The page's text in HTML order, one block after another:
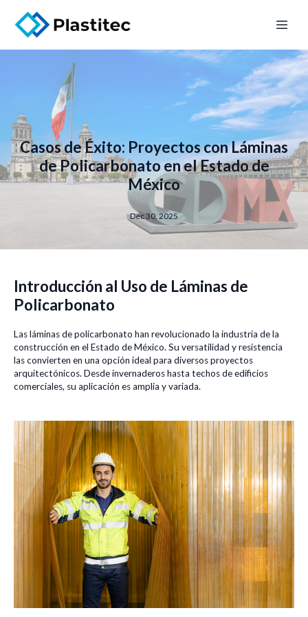
Casos de Éxito: Proyectos con Láminas
de Policarbonato en el Estado de
México
Dec 30, 2025
Introducción al Uso de Láminas de
Policarbonato
Las láminas de policarbonato han revolucionado la industria de la
construcción en el Estado de México. Su versatilidad y resistencia
las convierten en una opción ideal para diversos proyectos
arquitectónicos. Desde invernaderos hasta techos de edificios
comerciales, su aplicación es amplia y variada.